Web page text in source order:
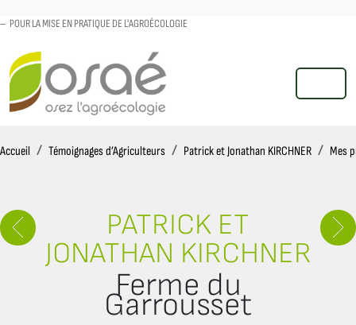
POUR LA MISE EN PRATIQUE DE L'AGROÉCOLOGIE
MENU
Accueil AccueilTémoignages d’Agriculteurs Patrick et Jonathan KIRCHNER Mes
PATRICK ET
JONATHAN KIRCHNER
Ferme du
Garrousset